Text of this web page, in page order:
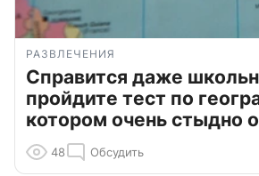
РАЗВЛЕЧЕНИЯ
Справится даже
пройдите тест по
котором очень стыдно
48 Обсудить